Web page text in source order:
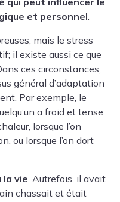
et personnel
mais le stress
il existe aussi ce que
ces circonstances,
général d’adaptation
Par exemple, le
a froid et tense
lorsque l’on
ou lorsque l’on dort
vie . Autrefois, il avait
chassait et était